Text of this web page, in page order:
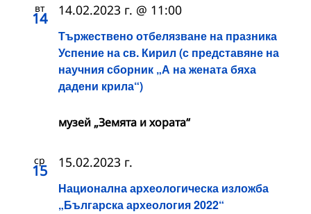
вт
14
Тържествено отбелязване на празника
Успение на св. Кирил (с представяне на
научния сборник „А на жената бяха
дадени крила“)
14.02.2023 г. @ 11:00
музей „Земята и хората“
ср
15
Национална археологическа изложба
„Българска археология 2022“
15.02.2023 г.